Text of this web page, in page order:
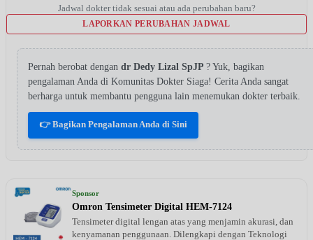
Jadwal dokter tidak sesuai atau ada perubahan baru?
LAPORKAN PERUBAHAN JADWAL
Pernah berobat dengan dr Dedy Lizal SpJP ? Yuk, bagikan
pengalaman Anda di Komunitas Dokter Siaga! Cerita Anda sangat
berharga untuk membantu pengguna lain menemukan dokter terbaik.
👉 Bagikan Pengalaman Anda di Sini
Sponsor
Omron Tensimeter Digital HEM-7124
Tensimeter digital lengan atas yang menjamin akurasi, dan
kenyamanan penggunaan. Dilengkapi dengan Teknologi